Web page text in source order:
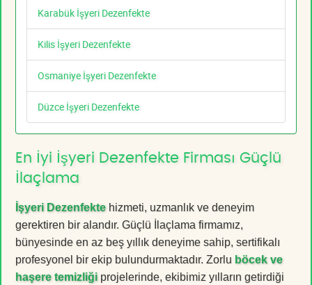
Karabük İşyeri Dezenfekte
Kilis İşyeri Dezenfekte
Osmaniye İşyeri Dezenfekte
Düzce İşyeri Dezenfekte
En İyi İşyeri Dezenfekte Firması Güçlü
İlaçlama
İşyeri Dezenfektehizmeti, uzmanlık ve deneyim
gerektiren bir alandır. Güçlü İlaçlama firmamız,
bünyesinde en az beş yıllık deneyime sahip, sertifikalı
profesyonel bir ekip bulundurmaktadır. Zorlu böcek ve
haşere temizliği projelerinde, ekibimiz yılların getirdiği